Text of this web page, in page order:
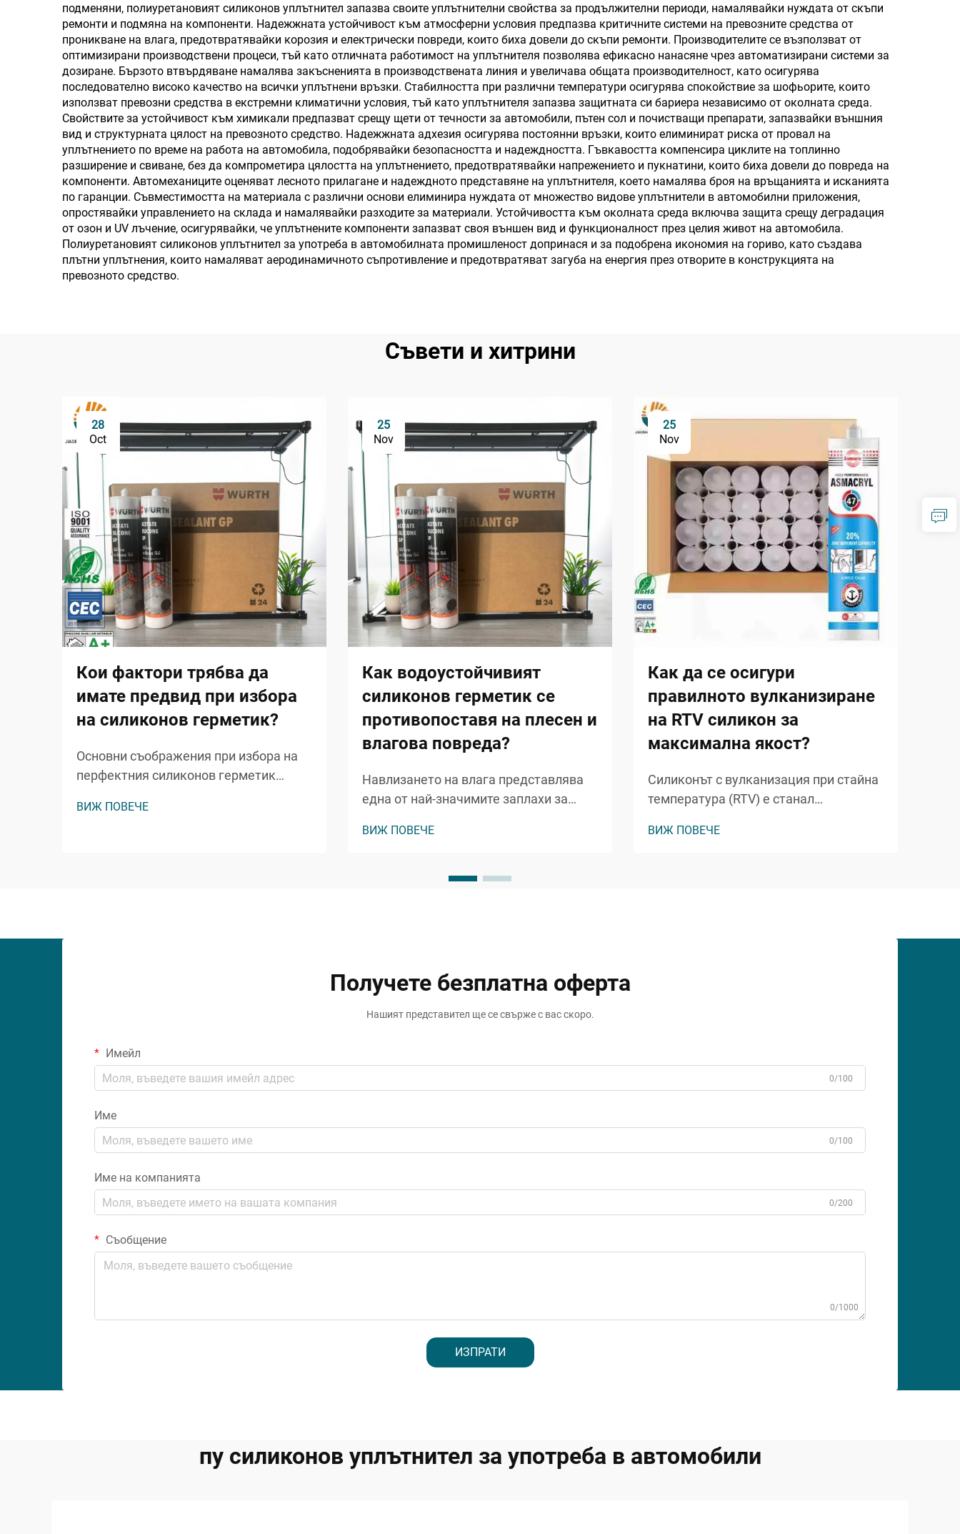
подменяни, полиуретановият силиконов уплътнител запазва своите уплътнителни свойства за продължителни периоди, намалявайки нуждата от скъпи
ремонти и подмяна на компоненти. Надежжната устойчивост към атмосферни условия предпазва критичните системи на превозните средства от
проникване на влага, предотвратявайки корозия и електрически повреди, които биха довели до скъпи ремонти. Производителите се възползват от
оптимизирани производствени процеси, тъй като отличната работимост на уплътнителя позволява ефикасно нанасяне чрез автоматизирани системи за
дозиране. Бързото втвърдяване намалява закъсненията в производствената линия и увеличава общата производителност, като осигурява
последователно високо качество на всички уплътнени връзки. Стабилността при различни температури осигурява спокойствие за шофьорите, които
използват превозни средства в екстремни климатични условия, тъй като уплътнителя запазва защитната си бариера независимо от околната среда.
Свойствите за устойчивост към химикали предпазват срещу щети от течности за автомобили, пътен сол и почистващи препарати, запазвайки външния
вид и структурната цялост на превозното средство. Надежжната адхезия осигурява постоянни връзки, които елиминират риска от провал на
уплътнението по време на работа на автомобила, подобрявайки безопасността и надеждността. Гъвкавостта компенсира циклите на топлинно
разширение и свиване, без да компрометира цялостта на уплътнението, предотвратявайки напрежението и пукнатини, които биха довели до повреда на
компоненти. Автомеханиците оценяват лесното прилагане и надеждното представяне на уплътнителя, което намалява броя на връщанията и исканията
по гаранции. Съвместимостта на материала с различни основи елиминира нуждата от множество видове уплътнители в автомобилни приложения,
опростявайки управлението на склада и намалявайки разходите за материали. Устойчивостта към околната среда включва защита срещу деградация
от озон и UV лъчение, осигурявайки, че уплътнените компоненти запазват своя външен вид и функционалност през целия живот на автомобила.
Полиуретановият силиконов уплътнител за употреба в автомобилната промишленост допринася и за подобрена икономия на гориво, като създава
плътни уплътнения, които намаляват аеродинамичното съпротивление и предотвратяват загуба на енергия през отворите в конструкцията на
превозното средство.
Съвети и хитрини
28
Oct
Кои фактори трябва да
имате предвид при избора
на силиконов герметик?
Основни съображения при избора на
перфектния силиконов герметик
герметик за вашия проект може да
ВИЖ ПОВЕЧЕ
25
Nov
Как водоустойчивият
силиконов герметик се
противопоставя на плесен и
влагова повреда?
Навлизането на влага представлява
една от най-значимите заплахи за
структурни повреди, рискове за
Професионалните строители и
ВИЖ ПОВЕЧЕ
25
Nov
Как да се осигури
правилното вулканизиране
на RTV силикон за
максимална якост?
Силиконът с вулканизация при стайна
температура (RTV) е станал
промишлени и търговски приложения
ВИЖ ПОВЕЧЕ
Получете безплатна оферта
Нашият представител ще се свърже с вас скоро.
Имейл
0/100
Име
0/100
Име на компанията
0/200
Съобщение
0/1000
ИЗПРАТИ
пу силиконов уплътнител за употреба в автомобили